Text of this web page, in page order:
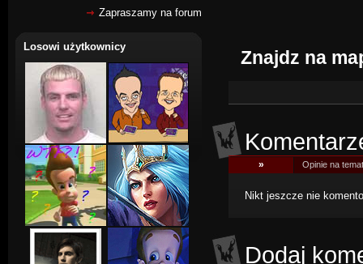
Zapraszamy na forum
Losowi użytkownicy
Znajdz na
» Opinie na
Nikt jeszcze nie
Dodaj